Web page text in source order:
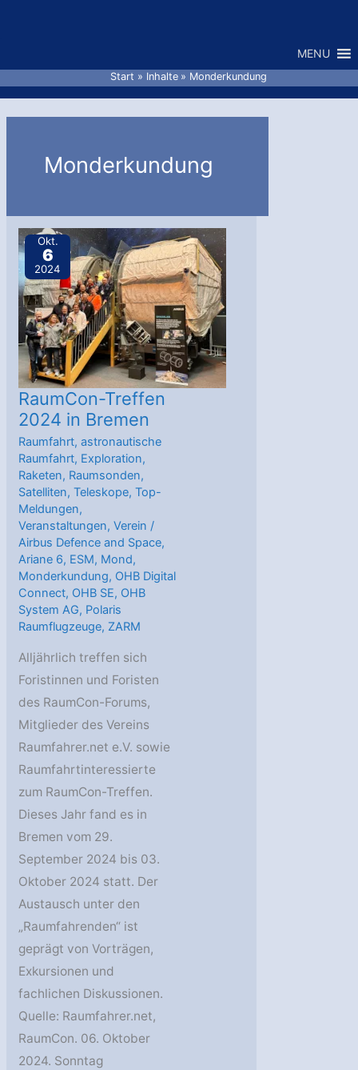
MENU
Start Inhalte Monderkundung
Monderkundung
Okt.
6
2024
RaumCon-Treffen
2024 in Bremen
Raumfahrt,astronautische
Raumfahrt, Exploration,
Raketen, Raumsonden,
Satelliten,Teleskope,Top-
Meldungen,
Veranstaltungen,Verein /
Airbus Defence and Space,
Ariane 6, ESM, Mond,
Monderkundung, OHB Digital
Connect, OHB SE, OHB
System AG, Polaris
Raumflugzeuge, ZARM
Alljährlich treffen sich
Foristinnen und Foristen
des RaumCon-Forums,
Mitglieder des Vereins
Raumfahrer.net e.V. sowie
Raumfahrtinteressierte
zum RaumCon-Treffen.
Dieses Jahr fand es in
Bremen vom 29.
September 2024 bis 03.
Oktober 2024 statt. Der
Austausch unter den
„Raumfahrenden“ ist
geprägt von Vorträgen,
Exkursionen und
fachlichen Diskussionen.
Quelle: Raumfahrer.net,
RaumCon. 06. Oktober
2024. Sonntag